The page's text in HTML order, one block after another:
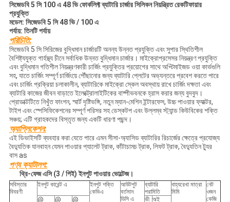
সিজেডবি 5 সি 100 এ 48 ভি ফোর্কলিফ্ট ব্যাটারি চার্জার সিলিকন নিয়ন্ত্রিত রেকটিফায়ার
প্রযুক্তি
মডেল: সিজেডবি 5 সি 48 ভি / 100 এ
পর্যায়: তিনটি পর্যায়
পরিচিতি:
সিজেডবি 5 সি সিরিজের বুদ্ধিমান চার্জারটি অনন্য উন্নত প্রযুক্তি এবং সুপার স্থিতিশীল
বৈশিষ্ট্যযুক্ত গার্হস্থ্য চীনে সর্বাধিক উন্নত বুদ্ধিমান চার্জার। মাইক্রোপ্রসেসর নিয়ন্ত্রণ প্রযুক্তি
এবং বুদ্ধিমান গতিশীল নিয়ন্ত্রণকারী চার্জিং প্রযুক্তির প্রয়োগের সাথে অপ্টিমাইজড ওয়া কার্ভগুলি
সহ, যাতে চার্জিং সম্পূর্ণ চার্জিংয়ে পৌঁছানোর জন্য ব্যাটারি প্লেটের অভ্যন্তরে প্রবেশ করতে পারে
এবং চার্জিং প্রক্রিয়া চলাকালীন, ব্যাটারিকে মাইক্রো স্কেল অবস্থায় রাখে চার্জিং দক্ষতা এবং
ব্যাটারি কাজের জীবন বাড়াতে ইলেক্ট্রোলাইটিকের বাষ্পীভবনকে হ্রাস করার জন্য বুদবুদ।
প্রোডাক্টটিতে নিখুঁত ফাংশন, স্মার্ট দৃষ্টিভঙ্গি, নতুন ম্যান-মেশিন ইন্টারফেস, উচ্চ পাওয়ার ফ্যাক্টর,
টাইপ এবং স্পেসিফিকেশনের সম্পূর্ণ পরিসর সহ ডেস্কটপ এবং উল্লম্ব স্ট্যান্ড কিউবিকের শক্তি
সঞ্চয়; এটি গ্রাহকদের বিস্তৃত জন্য একটি ধারণা পছন্দ।
অ্যাপ্লিকেশন:
এই ডিভাইসটি ব্যবহার করা যেতে পারে এমন সীসা-অ্যাসিড ব্যাটারির রিচার্জের ক্ষেত্রে প্রযোজ্য
বৈদ্যুতিক যানবাহন যেমন পাওয়ার প্যালেট ট্রাক, কাঁটাচামচ ট্রাক, লিফট ট্রাক, বৈদ্যুতিন ট্যুর
বাস as
পণ্য ক্যাটালগ:
থ্রি-ফেজ এসি (3 / পিই) ইনপুট পাওয়ার ভোল্টেজ।
সবিস্তার
বিবরণী
ইনপুট কারেন্ট এ
ইনপুট শক্তি
কেভিএ
আউটপুট
বর্তমান
ডিসি এ
ব্যাটারি
পরামিতি
বাহ্যরেখা মাত্রা
মিমি
নেট
ওজন
কেজি
@
@
@
ভী অই